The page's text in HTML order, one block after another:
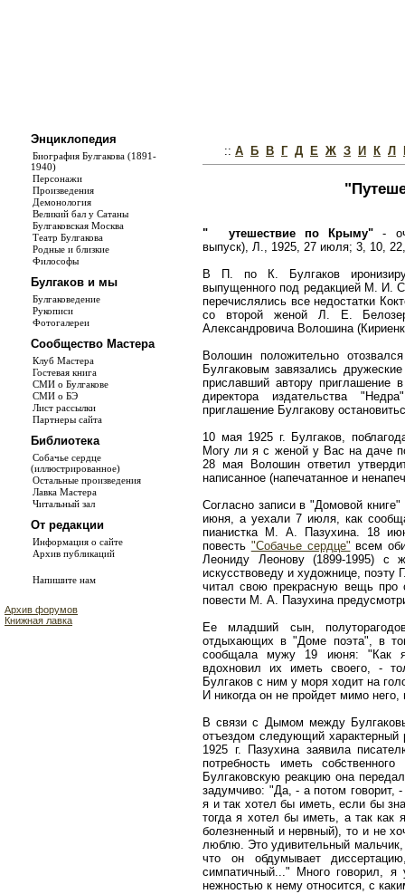
Энциклопедия
Биография Булгакова (1891-
1940)
Персонажи
Произведения
Демонология
Великий бал у Сатаны
Булгаковская Москва
Театр Булгакова
Родные и близкие
Философы
Булгаков и мы
Булгаковедение
Рукописи
Фотогалереи
Сообщество Мастера
Клуб Мастера
Гостевая книга
СМИ о Булгакове
СМИ о БЭ
Лист рассылки
Партнеры сайта
Библиотека
Собачье сердце
(иллюстрированное)
Остальные произведения
Лавка Мастера
Читальный зал
От редакции
Информация о сайте
Архив публикаций
Напишите нам
Архив форумов
Книжная лавка
:: А Б В Г Д Е Ж З И К Л
" утешествие по Крыму" -
выпуск), Л., 1925, 27 июля; 3, 10,
В П. по К. Булгаков
выпущенного под редакцией М. И.
перечислялись все недостатки
со второй женой Л. Е.
Александровича Волошина
Волошин положительно
Булгаковым завязались
приславший автору
директора издательства
приглашение Булгакову
10 мая 1925 г. Булгаков,
Могу ли я с женой у Вас на даче
28 мая Волошин ответил
написанное (напечатанное и
Согласно записи в "Домовой
июня, а уехали 7 июля, как
пианистка М. А. Пазухина. 18
повесть "Собачье сердце" всем
Леониду Леонову (1899-1995)
искусствоведу и художнице, поэту
читал свою прекрасную вещь про
повести М. А. Пазухина
Ее младший сын,
отдыхающих в "Доме поэта", в
сообщала мужу 19 июня: "Как
вдохновил их иметь своего, -
Булгаков с ним у моря ходит на
И никогда он не пройдет мимо
В связи с Дымом между
отъездом следующий
1925 г. Пазухина заявила
потребность иметь
Булгаковскую реакцию она
задумчиво: "Да, - а потом говорит,
я и так хотел бы иметь, если бы
тогда я хотел бы иметь, а так
болезненный и нервный), то и не
люблю. Это удивительный мальчик,
что он обдумывает
симпатичный..." Много говорил,
нежностью к нему относится, с